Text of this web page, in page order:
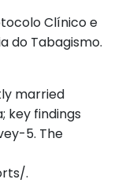
Clínico e
do Tabagismo.
married
key findings
5. The
.